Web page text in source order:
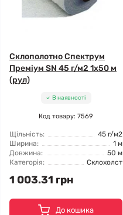
Склополотно Спектрум
Преміум SN 45 г/м2 1x50 м
(рул)
В наявності
Код товару: 7569
Щільність:
45 г/м2
Ширина:
1 м
Довжина:
50 м
Категорія:
Склохолст
1 003.31 грн
До кошика